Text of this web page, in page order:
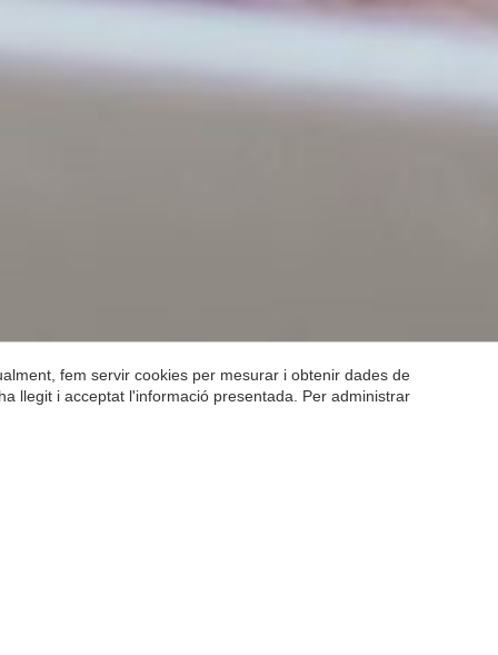
fem servir cookies per mesurar i obtenir dades de
llegit i acceptat l'informació presentada. Per administrar